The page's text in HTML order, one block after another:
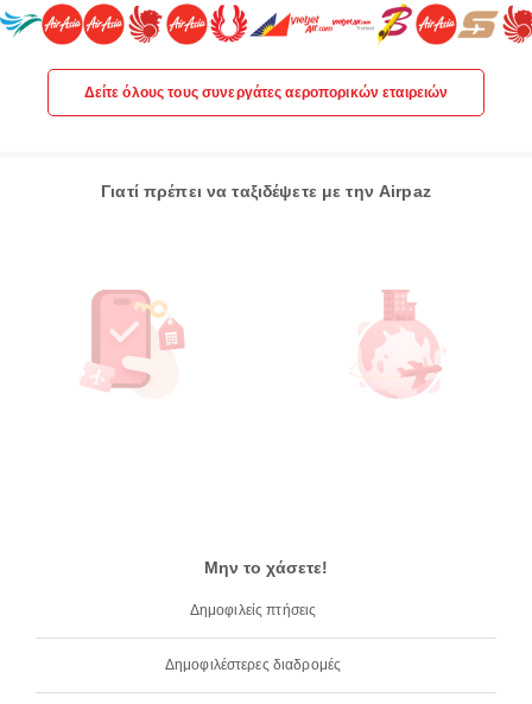
Δείτε όλους τους συνεργάτες αεροπορικών εταιρειών
Γιατί πρέπει να ταξιδέψετε με την Airpaz
Μην το χάσετε!
Δημοφιλείς πτήσεις
Δημοφιλέστερες διαδρομές